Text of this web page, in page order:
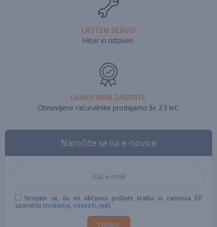
LASTEN SERVIS
Hiter in odziven.
LAHKO NAM ZAUPATE
Obnovljene računalnike prodajamo že 23 let.
Naročite se na e-novice
Strinjam se, da mi občasno pošljete kratka in zanimiva EP
sporočila (znižanja, novosti, ipd).